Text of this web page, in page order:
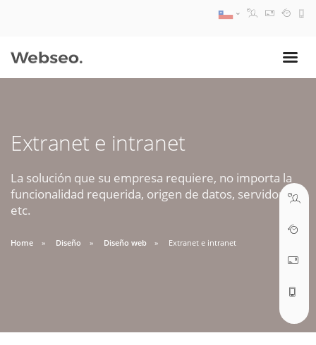
Extranet e intranet
La solución que su empresa requiere, no importa la
funcionalidad requerida, origen de datos, servidores,
etc.
Home Diseño Diseño web Extranet e intranet
09:30 AM A 18:30 PM
soporte@webseo.cl
ABRIR TICKET